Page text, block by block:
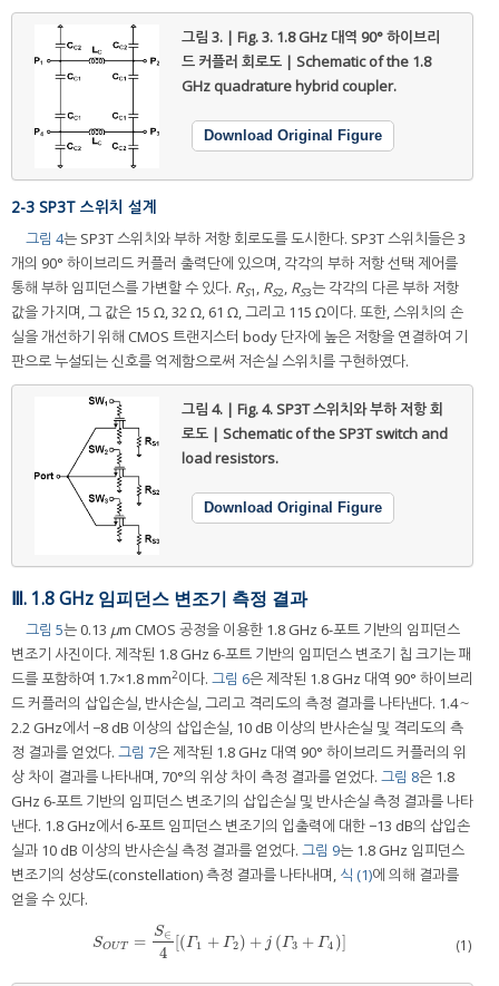
그림 3. | Fig. 3. 1.8 GHz 대역 90° 하이브리
드 커플러 회로도 | Schematic of the 1.8
GHz quadrature hybrid coupler.
Download Original Figure
2-3 SP3T 스위치 설계
그림 4는 SP3T 스위치와 부하 저항 회로도를 도시한다. SP3T 스위치들은 3
개의 90° 하이브리드 커플러 출력단에 있으며, 각각의 부하 저항 선택 제어를
통해 부하 임피던스를 가변할 수 있다. RS1 , RS2, RS3는 각각의 다른 부하 저항
값을 가지며, 그 값은 15 Ω, 32 Ω, 61 Ω, 그리고 115 Ω이다. 또한, 스위치의 손
실을 개선하기 위해 CMOS 트랜지스터 body 단자에 높은 저항을 연결하여 기
판으로 누설되는 신호를 억제함으로써 저손실 스위치를 구현하였다.
그림 4. | Fig. 4.SP3T 스위치와 부하 저항 회
로도 | Schematic of the SP3T switch and
load resistors.
Download Original Figure
Ⅲ. 1.8 GHz 임피던스 변조기 측정 결과
그림 5는 0.13 μm CMOS 공정을 이용한 1.8 GHz 6-포트 기반의 임피던스
변조기 사진이다. 제작된 1.8 GHz 6-포트 기반의 임피던스 변조기 칩 크기는 패
드를 포함하여 1.7×1.8 mm2이다. 그림 6은 제작된 1.8 GHz 대역 90° 하이브리
드 커플러의 삽입손실, 반사손실, 그리고 격리도의 측정 결과를 나타낸다. 1.4～
2.2 GHz에서 −8 dB 이상의 삽입손실, 10 dB 이상의 반사손실 및 격리도의 측
정 결과를 얻었다. 그림 7은 제작된 1.8 GHz 대역 90° 하이브리드 커플러의 위
상 차이 결과를 나타내며, 70°의 위상 차이 측정 결과를 얻었다. 그림 8은 1.8
GHz 6-포트 기반의 임피던스 변조기의 삽입손실 및 반사손실 측정 결과를 나타
낸다. 1.8 GHz에서 6-포트 임피던스 변조기의 입출력에 대한 −13 dB의 삽입손
실과 10 dB 이상의 반사손실 측정 결과를 얻었다. 그림 9는 1.8 GHz 임피던스
변조기의 성상도(constellation) 측정 결과를 나타내며, 식 (1)에 의해 결과를
얻을 수 있다.
SOUT =
S∈
4
[(Γ1 + Γ 2) + j (Γ 3 + Γ4 )]
SO UT=S ∈4 Γ1+Γ2) +j( Γ3+Γ4 )] (1)